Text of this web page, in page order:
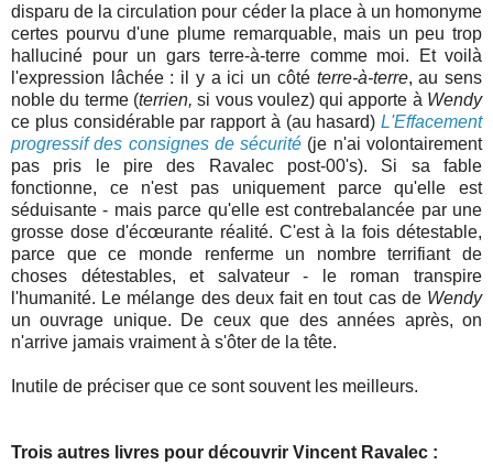
disparu de la circulation pour céder la place à un homonyme
certes pourvu d'une plume remarquable, mais un peu trop
halluciné pour un gars terre-à-terre comme moi. Et voilà
l'expression lâchée : il y a ici un côté terre-à-terre, au sens
noble du terme (terrien, si vous voulez) qui apporte à Wendy
ce plus considérable par rapport à (au hasard) L'Effacement
progressif des consignes de sécurité (je n'ai volontairement
pas pris le pire des Ravalec post-00's). Si sa fable
fonctionne, ce n'est pas uniquement parce qu'elle est
séduisante - mais parce qu'elle est contrebalancée par une
grosse dose d'écœurante réalité. C'est à la fois détestable,
parce que ce monde renferme un nombre terrifiant de
choses détestables, et salvateur - le roman transpire
l'humanité. Le mélange des deux fait en tout cas de Wendy
un ouvrage unique. De ceux que des années après, on
n'arrive jamais vraiment à s'ôter de la tête.
Inutile de préciser que ce sont souvent les meilleurs.
Trois autres livres pour découvrir Vincent Ravalec :